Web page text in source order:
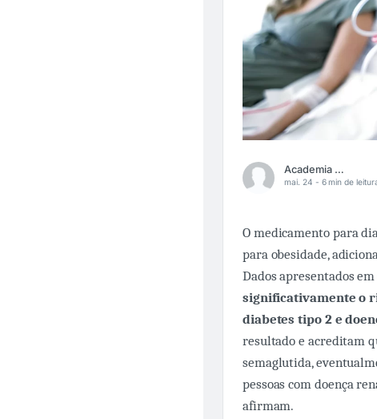
Academia Médica
mai. 24 - 6 min de
O medicamento para
para obesidade,
Dados apresentados
significativamente o
diabetes tipo 2 e
resultado e acreditam
semaglutida,
pessoas com doença
afirmam.